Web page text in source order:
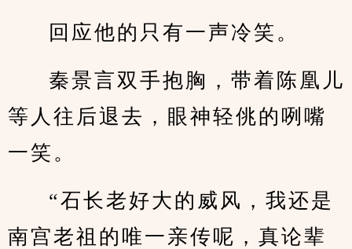
回应他的只有一声冷笑。
秦景言双手抱胸，带着陈凰儿
等人往后退去，眼神轻佻的咧嘴
一笑。
“石长老好大的威风，我还是
南宫老祖的唯一亲传呢，真论辈